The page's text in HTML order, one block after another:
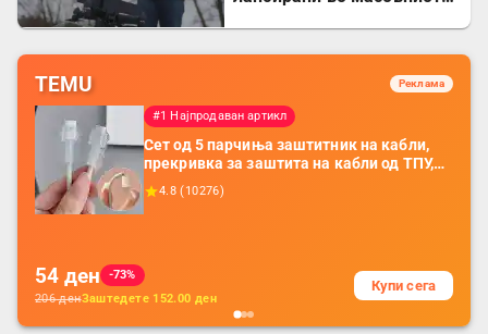
TEMU Реклама
#1 Најпродаван артикл
Сет од 5 парчиња заштитник на кабли,
прекривка за заштита на кабли од ТПУ,
додатоци за заштита на кабли, без
батерија, за мобилни телефони, комплет
4.8 (10276)
54 ден
-73%
206денЗаштедете 152.00 ден
Купи сега